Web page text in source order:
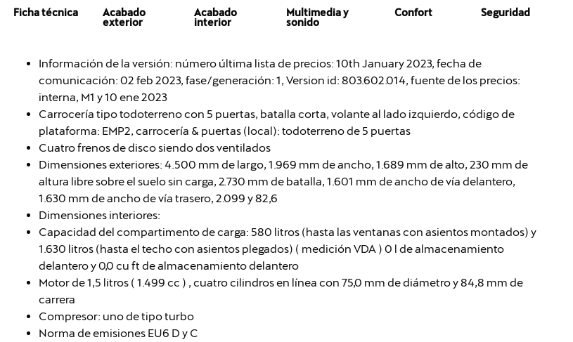
Ficha técnica
Información de la versión: número última lista de precios: 10th January 2023, fecha de
comunicación: 02 feb 2023, fase/generación: 1, Version id: 803.602.014, fuente de los precios:
interna, M1 y 10 ene 2023
Carrocería tipo todoterreno con 5 puertas, batalla corta, volante al lado izquierdo, código de
plataforma: EMP2, carrocería & puertas (local): todoterreno de 5 puertas
Cuatro frenos de disco siendo dos ventilados
Dimensiones exteriores: 4.500 mm de largo, 1.969 mm de ancho, 1.689 mm de alto, 230 mm de
altura libre sobre el suelo sin carga, 2.730 mm de batalla, 1.601 mm de ancho de vía delantero,
1.630 mm de ancho de vía trasero, 2.099 y 82,6
Dimensiones interiores:
Capacidad del compartimento de carga: 580 litros (hasta las ventanas con asientos montados) y
1.630 litros (hasta el techo con asientos plegados) ( medición VDA ) 0 l de almacenamiento
delantero y 0,0 cu ft de almacenamiento delantero
Motor de 1,5 litros ( 1.499 cc ) , cuatro cilindros en línea con 75,0 mm de diámetro y 84,8 mm de
carrera
Compresor: uno de tipo turbo
Norma de emisiones EU6 D y C
Acabado
exterior
Acabado
interior
Multimedia y
sonido
Confort Seguridad